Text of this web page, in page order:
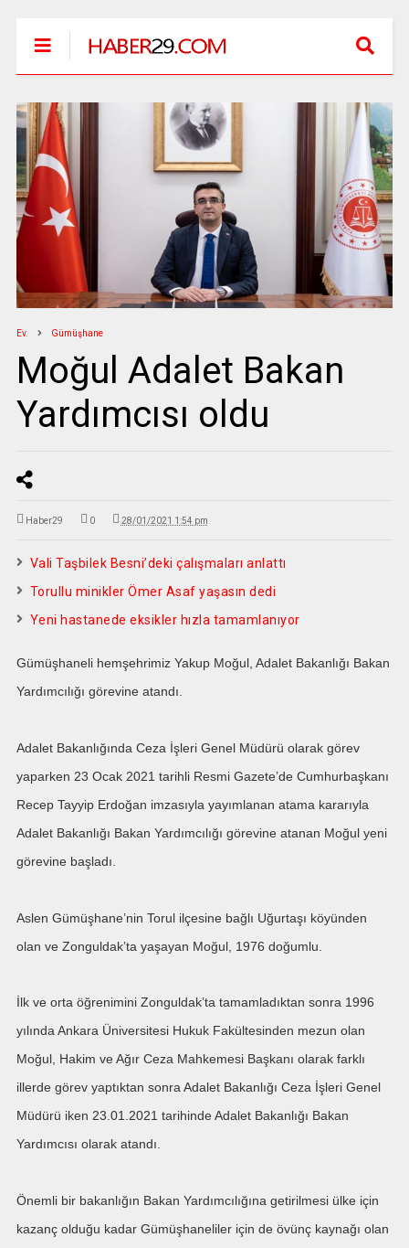
Ev. Gümüşhane
Moğul Adalet Bakan
Yardımcısı oldu
Haber29 0 28/01/2021 1:54 pm
Vali Taşbilek Besni’deki çalışmaları anlattı
Torullu minikler Ömer Asaf yaşasın dedi
Yeni hastanede eksikler hızla tamamlanıyor
Gümüşhaneli hemşehrimiz Yakup Moğul, Adalet Bakanlığı Bakan
Yardımcılığı görevine atandı.
Adalet Bakanlığında Ceza İşleri Genel Müdürü olarak görev
yaparken 23 Ocak 2021 tarihli Resmi Gazete’de Cumhurbaşkanı
Recep Tayyip Erdoğan imzasıyla yayımlanan atama kararıyla
Adalet Bakanlığı Bakan Yardımcılığı görevine atanan Moğul yeni
görevine başladı.
Aslen Gümüşhane’nin Torul ilçesine bağlı Uğurtaşı köyünden
olan ve Zonguldak’ta yaşayan Moğul, 1976 doğumlu.
İlk ve orta öğrenimini Zonguldak’ta tamamladıktan sonra 1996
yılında Ankara Üniversitesi Hukuk Fakültesinden mezun olan
Moğul, Hakim ve Ağır Ceza Mahkemesi Başkanı olarak farklı
illerde görev yaptıktan sonra Adalet Bakanlığı Ceza İşleri Genel
Müdürü iken 23.01.2021 tarihinde Adalet Bakanlığı Bakan
Yardımcısı olarak atandı.
Önemli bir bakanlığın Bakan Yardımcılığına getirilmesi ülke için
kazanç olduğu kadar Gümüşhaneliler için de övünç kaynağı olan